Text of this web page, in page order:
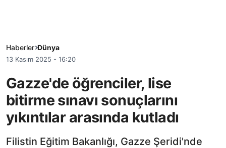
Haberler Dünya
13 Kasım 2025 - 16:20
Gazze'de öğrenciler, lise
bitirme sınavı sonuçlarını
yıkıntılar arasında kutladı
Filistin Eğitim Bakanlığı, Gazze Şeridi'nde